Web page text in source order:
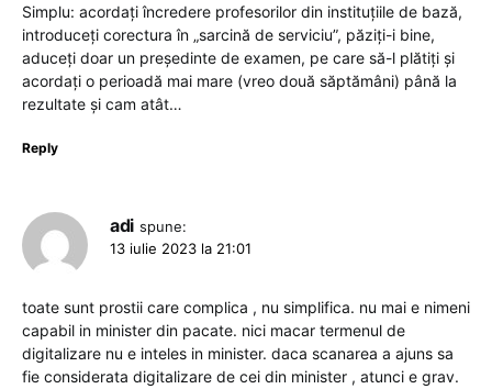
Simplu: acordați încredere profesorilor din instituțiile de bază,
introduceți corectura în „sarcină de serviciu”, păziți-i bine,
aduceți doar un președinte de examen, pe care să-l plătiți și
acordați o perioadă mai mare (vreo două săptămâni) până la
rezultate și cam atât…
Reply
adi spune:
13 iulie 2023 la 21:01
toate sunt prostii care complica , nu simplifica. nu mai e nimeni
capabil in minister din pacate. nici macar termenul de
digitalizare nu e inteles in minister. daca scanarea a ajuns sa
fie considerata digitalizare de cei din minister , atunci e grav.